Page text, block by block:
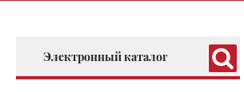
Электронный каталог